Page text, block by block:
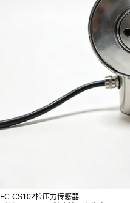
FC-CS102拉压力传感器